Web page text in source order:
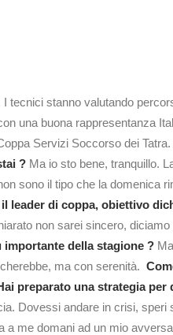
tecnici stanno valutando
una buona rappresentanza
Servizi Soccorso dei
? Ma io sto bene, tranquillo.
sono il tipo che la domenica
il leader di coppa, obiettivo
non sarei sincero,
importante della stagione ?
ma con serenità.
preparato una strategia per
Dovessi andare in crisi, speri
a me domani ad un mio